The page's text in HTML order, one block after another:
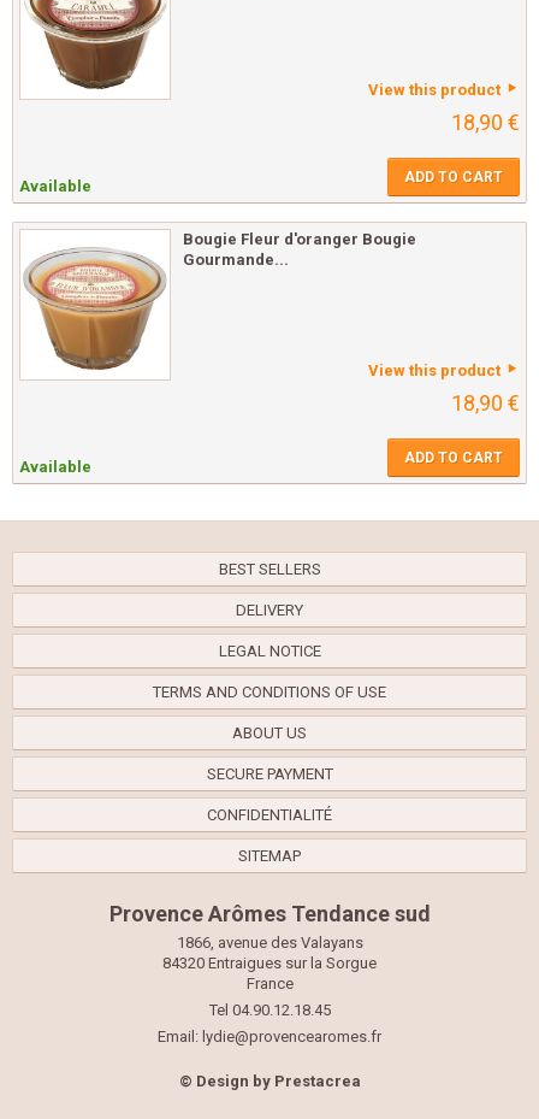
View this product
18,90 €
Available ADD TO CART
Bougie Fleur d'oranger Bougie
Gourmande...
View this product
18,90 €
Available ADD TO CART
BEST SELLERS
DELIVERY
LEGAL NOTICE
TERMS AND CONDITIONS OF USE
ABOUT US
SECURE PAYMENT
CONFIDENTIALITÉ
SITEMAP
Provence Arômes Tendance sud
1866, avenue des Valayans
84320 Entraigues sur la Sorgue
France
Tel 04.90.12.18.45
Email: lydie@provencearomes.fr
© Design by Prestacrea